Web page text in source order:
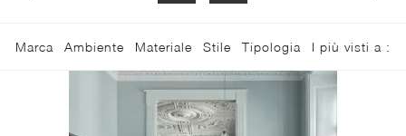
Marca Ambiente Materiale Stile Tipologia I più visti a :